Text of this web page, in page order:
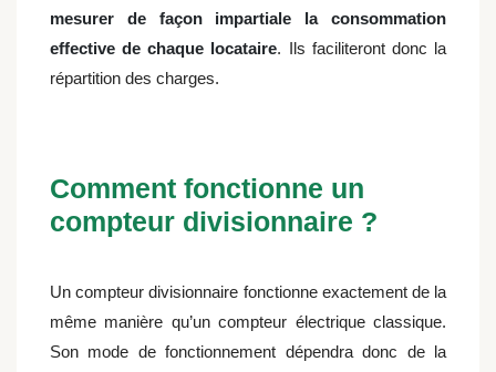
mesurer de façon impartiale la consommation
effective de chaque locataire. Ils faciliteront donc la
répartition des charges.
Comment fonctionne un
compteur divisionnaire ?
Un compteur divisionnaire fonctionne exactement de la
même manière qu’un compteur électrique classique.
Son mode de fonctionnement dépendra donc de la